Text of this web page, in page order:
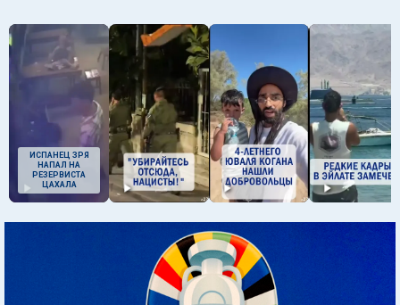
ИСПАНЕЦ ЗРЯ
НАПАЛ НА
РЕЗЕРВИСТА
ЦАХАЛА